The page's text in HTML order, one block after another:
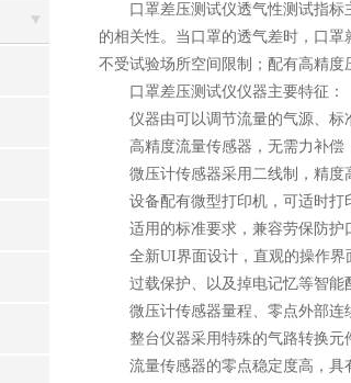
口罩差压测试仪透气性测试指标
的相关性。当口罩的透气差时，口
不受试验场所空间限制；配有高精度
口罩差压测试仪仪器主要特征：
仪器由可以调节流量的气源、标准
高精度流量传感器，无需力补偿
微压计传感器采用二线制，精度
设备配有微型打印机，可适时打
适用的标准要求，兼容劳保防护
全新UI界面设计，直观的操作界
过载保护、以及掉电记忆等智能
微压计传感器量程、零点外部连
整台仪器采用特殊的气路转换元
流量传感器的零点稳定度高，具有